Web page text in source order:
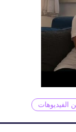
الفيديوهات